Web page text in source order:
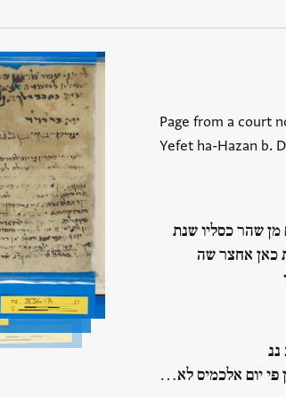
Page from a court
Yefet ha-Hazan b.
מן שהר כסליו שנת
כאן אחצר שה
פי יום אלכמיס לא…